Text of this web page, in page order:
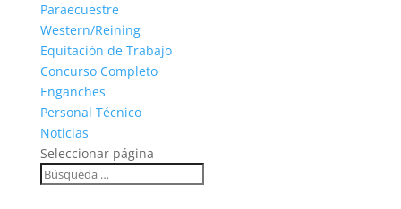
Paraecuestre
Western/Reining
Equitación de Trabajo
Concurso Completo
Enganches
Personal Técnico
Noticias
Seleccionar página